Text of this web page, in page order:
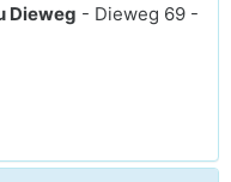
Dieweg - Dieweg 69 -